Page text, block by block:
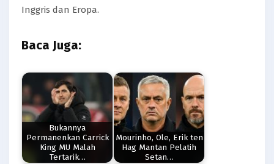
Inggris dan Eropa.
Baca Juga:
Bukannya
Permanenkan Carrick
King MU Malah
Tertarik…
Mourinho, Ole, Erik ten
Hag Mantan Pelatih
Setan…